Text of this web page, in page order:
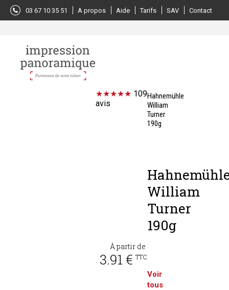
03 67 10 35 51 A propos Aide Tarifs SAV Contact
109
avis
Hahnemühle
William
Turner
190g
William
Turner
190g
À partir de
3.91 € TTC
Voir
tous
Panneau de gestion des cookies